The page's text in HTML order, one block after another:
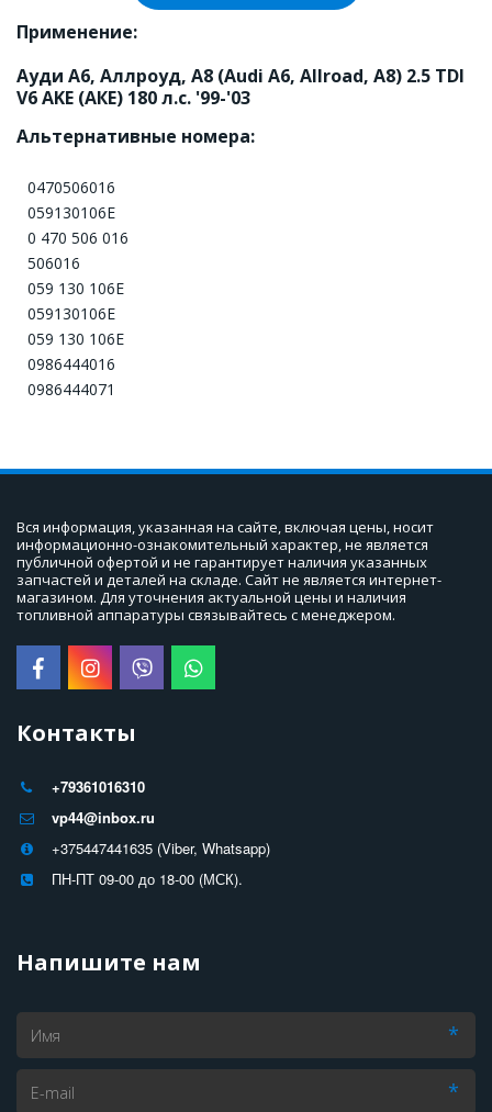
Применение:
Ауди А6, Аллроуд, А8 (Audi A6, Allroad, A8) 2.5 TDI
V6 AKE (АКЕ) 180 л.с. '99-'03
Альтернативные номера:
0470506016
059130106Е
0 470 506 016
506016
059 130 106Е
059130106Е
059 130 106E
0986444016
0986444071
Вся информация, указанная на сайте, включая цены, носит
информационно-ознакомительный характер, не является
публичной офертой и не гарантирует наличия указанных
запчастей и деталей на складе. Сайт не является интернет-
магазином. Для уточнения актуальной цены и наличия
топливной аппаратуры связывайтесь с менеджером.
Контакты
+79361016310
vp44@inbox.ru
+375447441635 (Viber, Whatsapp)
ПН-ПТ 09-00 до 18-00 (МСК).
Напишите нам
*
*